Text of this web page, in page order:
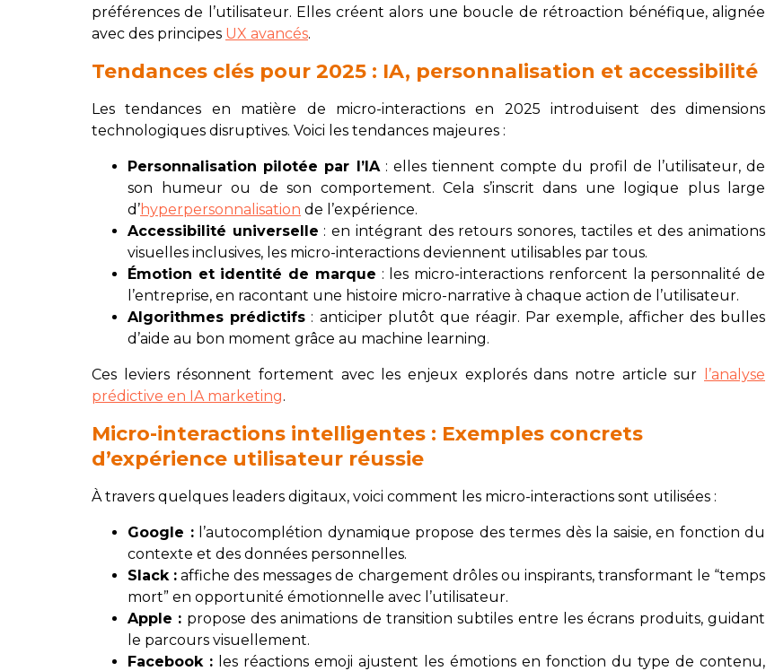
préférences de l’utilisateur. Elles créent alors une boucle de rétroaction bénéfique, alignée
avec des principes UX avancés.
Tendances clés pour 2025 : IA, personnalisation et accessibilité
Les tendances en matière de micro-interactions en 2025 introduisent des dimensions
technologiques disruptives. Voici les tendances majeures :
Personnalisation pilotée par l’IA: elles tiennent compte du profil de l’utilisateur, de
son humeur ou de son comportement. Cela s’inscrit dans une logique plus large
d’hyperpersonnalisation de l’expérience.
Accessibilité universelle : en intégrant des retours sonores, tactiles et des animations
visuelles inclusives, les micro-interactions deviennent utilisables par tous.
Émotion et identité de marque : les micro-interactions renforcent la personnalité de
l’entreprise, en racontant une histoire micro-narrative à chaque action de l’utilisateur.
Algorithmes prédictifs : anticiper plutôt que réagir. Par exemple, afficher des bulles
d’aide au bon moment grâce au machine learning.
Ces leviers résonnent fortement avec les enjeux explorés dans notre article sur
l’analyse
prédictive en IA marketing.
Micro-interactions intelligentes : Exemples concrets
d’expérience utilisateur réussie
À travers quelques leaders digitaux, voici comment les micro-interactions sont utilisées :
Google :l’autocomplétion dynamique propose des termes dès la saisie, en fonction du
contexte et des données personnelles.
Slack : affiche des messages de chargement drôles ou inspirants, transformant le “temps
mort” en opportunité émotionnelle avec l’utilisateur.
Apple : propose des animations de transition subtiles entre les écrans produits, guidant
le parcours visuellement.
Facebook : les réactions emoji ajustent les émotions en fonction du type de contenu,